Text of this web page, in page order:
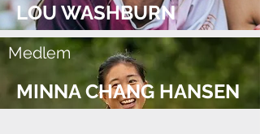
LOU WASHBURN
Medlem
MINNA CHANG HANSEN